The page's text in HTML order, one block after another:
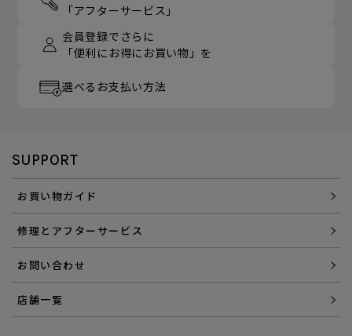
「アフターサービス」
会員登録でさらに
「便利にお得にお買い物」を
選べるお支払い方法
SUPPORT
お買い物ガイド
修理とアフターサービス
お問い合わせ
店舗一覧